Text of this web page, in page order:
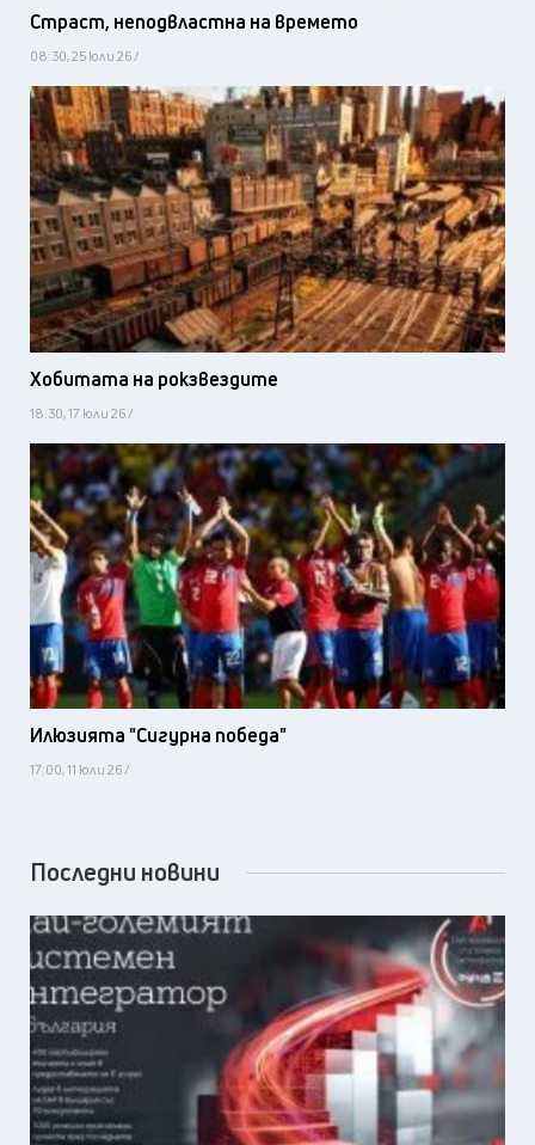
Страст, неподвластна на времето
08:30, 25 юли 26 /
Хобитата на рокзвездите
18:30, 17 юли 26 /
Илюзията "Сигурна победа"
17:00, 11 юли 26 /
Последни новини